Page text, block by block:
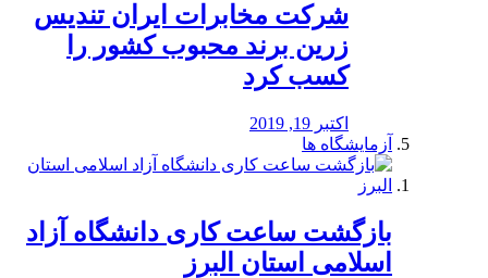
شرکت مخابرات ایران تندیس
زرین برند محبوب کشور را
کسب کرد
اکتبر 19, 2019
آزمایشگاه ها
بازگشت ساعت کاری دانشگاه آزاد
اسلامی استان البرز